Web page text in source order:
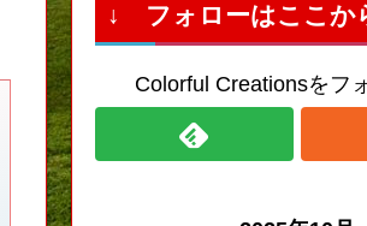
↓ フォローはここ
Colorful Creationsをフ